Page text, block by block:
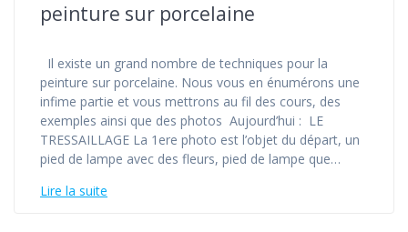
peinture sur porcelaine
Il existe un grand nombre de techniques pour la
peinture sur porcelaine. Nous vous en énumérons une
infime partie et vous mettrons au fil des cours, des
exemples ainsi que des photos Aujourd’hui : LE
TRESSAILLAGE La 1ere photo est l’objet du départ, un
pied de lampe avec des fleurs, pied de lampe que…
Lire la suite